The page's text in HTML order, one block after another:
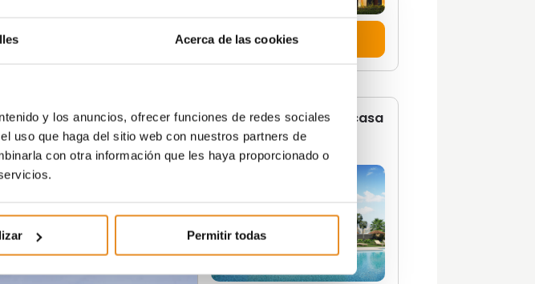
Acerca de las cookies
y los anuncios, ofrecer funciones de redes sociales
uso que haga del sitio web con nuestros partners de
con otra información que les haya proporcionado o
Permitir todas
Descúbrelas aquí
¿Quieres vivir en una casa
con un estilo de vida
propio?